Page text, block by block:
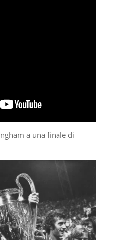
a una finale di